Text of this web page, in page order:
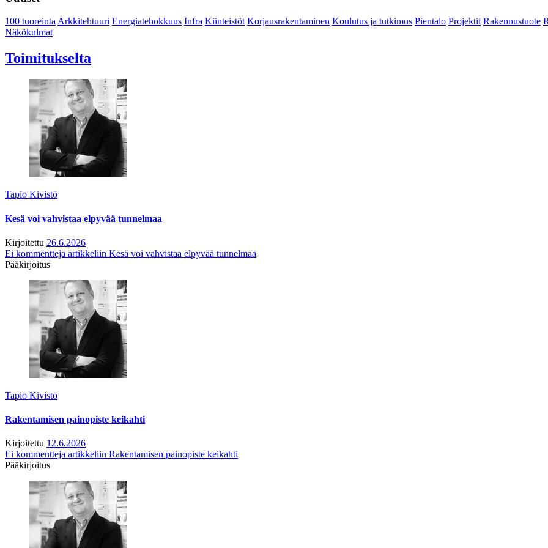
100 tuoreintaArkkitehtuuri Energiatehokkuus Infra Kiinteistöt Korjausrakentaminen Koulutus ja tutkimus Pientalo Projektit Rakennustuote
Näkökulmat
Toimitukselta
Tapio Kivistö
Kesä voi vahvistaa elpyvää tunnelmaa
Kirjoitettu 26.6.2026
Ei kommentteja artikkeliin Kesä voi vahvistaa elpyvää tunnelmaa
Pääkirjoitus
Tapio Kivistö
Rakentamisen painopiste keikahti
Kirjoitettu 12.6.2026
Ei kommentteja artikkeliin Rakentamisen painopiste keikahti
Pääkirjoitus